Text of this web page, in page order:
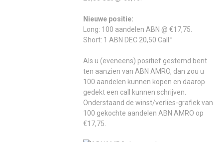
Nieuwe positie:
Long: 100 aandelen ABN @ €17,75.
Short: 1 ABN DEC 20,50 Call.”
Als u (eveneens) positief gestemd bent
ten aanzien van ABN AMRO, dan zou u
100 aandelen kunnen kopen en daarop
gedekt een call kunnen schrijven.
Onderstaand de winst/verlies-grafiek van
100 gekochte aandelen ABN AMRO op
€17,75.